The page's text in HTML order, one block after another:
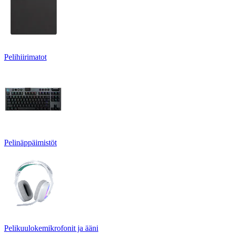
Pelihiirimatot
Pelinäppäimistöt
Pelikuulokemikrofonit ja ääni